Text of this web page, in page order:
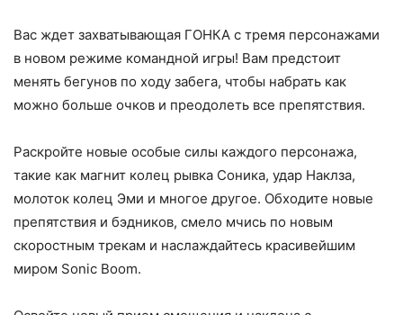
Вас ждет захватывающая ГОНКА с тремя персонажами
в новом режиме командной игры! Вам предстоит
менять бегунов по ходу забега, чтобы набрать как
можно больше очков и преодолеть все препятствия.
Раскройте новые особые силы каждого персонажа,
такие как магнит колец рывка Соника, удар Наклза,
молоток колец Эми и многое другое. Обходите новые
препятствия и бэдников, смело мчись по новым
скоростным трекам и наслаждайтесь красивейшим
миром Sonic Boom.